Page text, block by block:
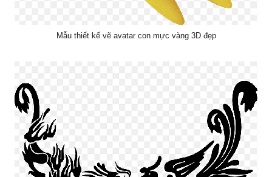
Mẫu thiết kế vẽ avatar con mực vàng 3D đẹp